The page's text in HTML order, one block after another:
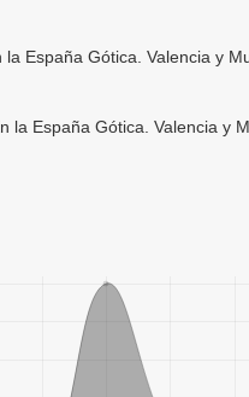
España Gótica. Valencia y
la España Gótica. Valencia y